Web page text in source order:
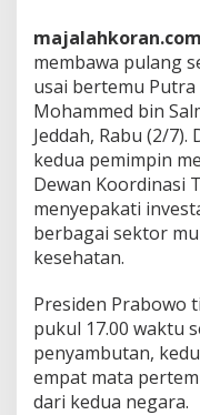
membawa pulang
usai bertemu
Mohammed bin
Jeddah, Rabu (2/
kedua pemimpin
Dewan Koordinasi
menyepakati
berbagai sektor
kesehatan.
Presiden Prabowo
pukul 17.00 waktu
penyambutan,
empat mata
dari kedua negara.